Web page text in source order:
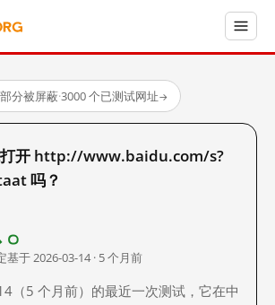
部分被屏蔽·3000 个已测试网址→
打开 http://www.baidu.com/s?
吗？
基于 2026-03-14 · 5 个月前
（5 个月前）的最近一次测试，它在中